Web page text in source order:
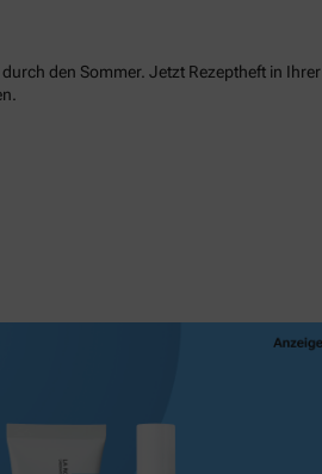
durch den Sommer. Jetzt Rezeptheft in Ihrer